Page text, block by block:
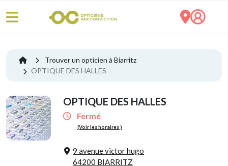
Trouver un opticien à Biarritz
OPTIQUE DES HALLES
OPTIQUE DES HALLES
Fermé
(Voir les horaires )
9 avenue victor hugo
64200 BIARRITZ